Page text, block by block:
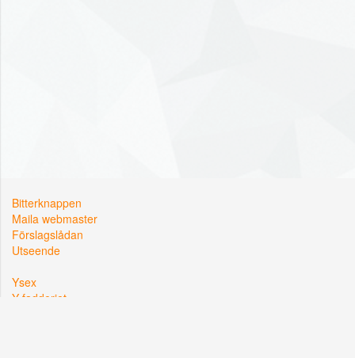
Bitterknappen
Maila webmaster
Förslagslådan
Utseende
Ysex
Y-fadderiet